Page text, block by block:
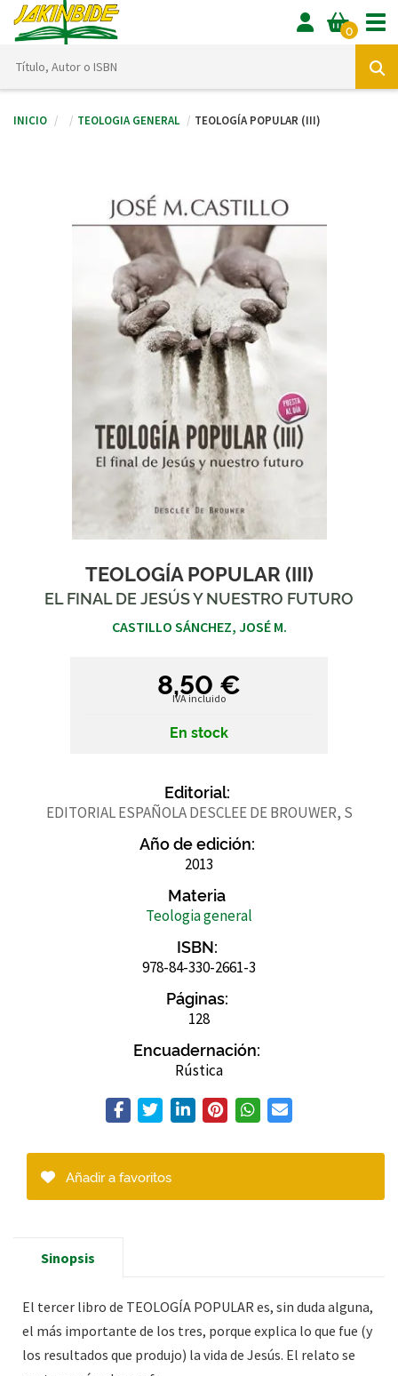
0
Inicio Teologia general TEOLOGÍA POPULAR (III)
TEOLOGÍA POPULAR (III)
EL FINAL DE JESÚS Y NUESTRO FUTURO
CASTILLO SÁNCHEZ, JOSÉ M.
8,50 €
IVA incluido
En stock
Editorial:
EDITORIAL ESPAÑOLA DESCLEE DE BROUWER, S
Año de edición:
2013
Materia
Teologia general
ISBN:
978-84-330-2661-3
Páginas:
128
Encuadernación:
Rústica
Añadir a favoritos
Sinopsis
El tercer libro de TEOLOGÍA POPULAR es, sin duda alguna,
el más importante de los tres, porque explica lo que fue (y
los resultados que produjo) la vida de Jesús. El relato se